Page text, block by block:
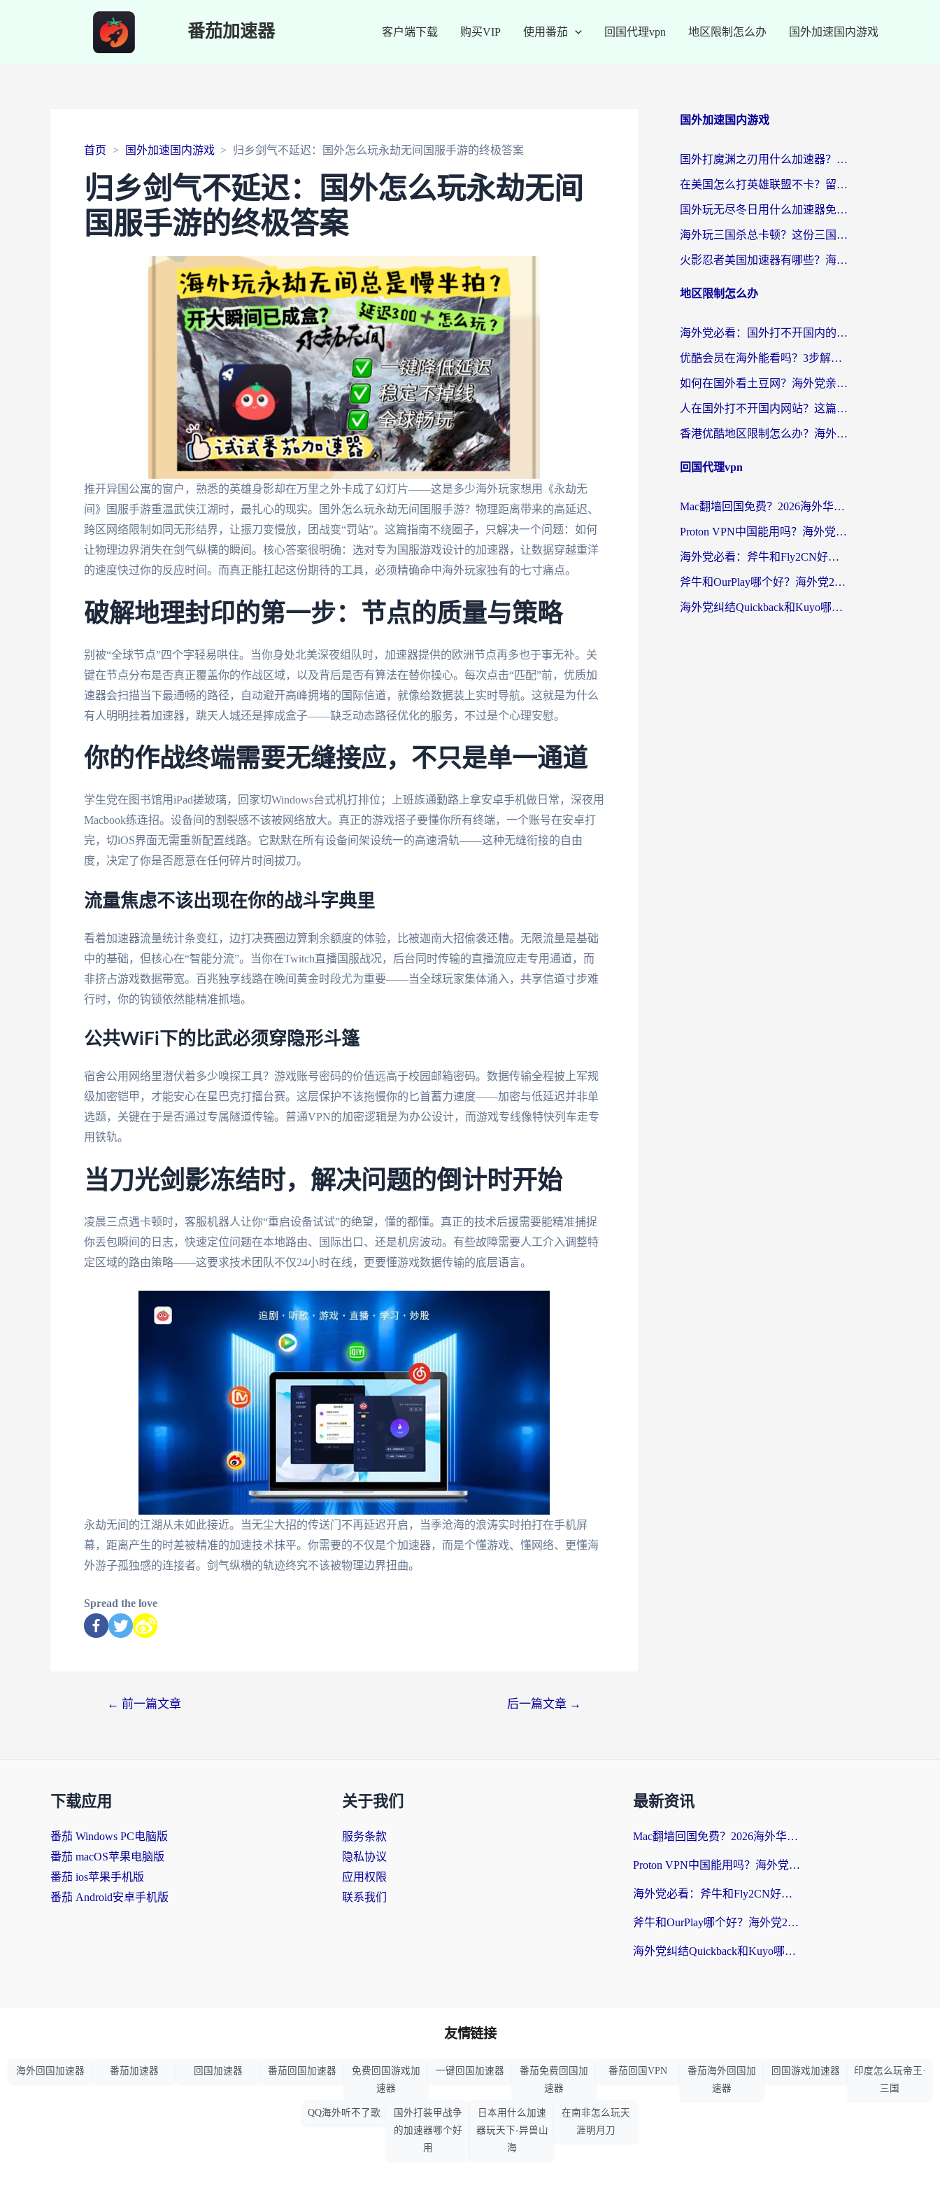
番茄加速器 客户端下载 购买VIP 使用番茄 回国代理vpn 地区限制怎么办 国外加速国内游戏
首页 国外加速国内游戏 归乡剑气不延迟：国外怎么玩永劫无间国服手游的终极答案
归乡剑气不延迟：国外怎么玩永劫无间
国服手游的终极答案
推开异国公寓的窗户，熟悉的英雄身影却在万里之外卡成了幻灯片——这是多少海外玩家想用《永劫无
间》国服手游重温武侠江湖时，最扎心的现实。国外怎么玩永劫无间国服手游？物理距离带来的高延迟、
跨区网络限制如同无形结界，让振刀变慢放，团战变“罚站”。这篇指南不绕圈子，只解决一个问题：如何
让物理边界消失在剑气纵横的瞬间。核心答案很明确：选对专为国服游戏设计的加速器，让数据穿越重洋
的速度快过你的反应时间。而真正能扛起这份期待的工具，必须精确命中海外玩家独有的七寸痛点。
破解地理封印的第一步：节点的质量与策略
别被“全球节点”四个字轻易哄住。当你身处北美深夜组队时，加速器提供的欧洲节点再多也于事无补。关
键在节点分布是否真正覆盖你的作战区域，以及背后是否有算法在替你操心。每次点击“匹配”前，优质加
速器会扫描当下最通畅的路径，自动避开高峰拥堵的国际信道，就像给数据装上实时导航。这就是为什么
有人明明挂着加速器，跳天人城还是摔成盒子——缺乏动态路径优化的服务，不过是个心理安慰。
你的作战终端需要无缝接应，不只是单一通道
学生党在图书馆用iPad搓玻璃，回家切Windows台式机打排位；上班族通勤路上拿安卓手机做日常，深夜用
Macbook练连招。设备间的割裂感不该被网络放大。真正的游戏搭子要懂你所有终端，一个账号在安卓打
完，切iOS界面无需重新配置线路。它默默在所有设备间架设统一的高速滑轨——这种无缝衔接的自由
度，决定了你是否愿意在任何碎片时间拔刀。
流量焦虑不该出现在你的战斗字典里
看着加速器流量统计条变红，边打决赛圈边算剩余额度的体验，比被迦南大招偷袭还糟。无限流量是基础
中的基础，但核心在“智能分流”。当你在Twitch直播国服战况，后台同时传输的直播流应走专用通道，而
非挤占游戏数据带宽。百兆独享线路在晚间黄金时段尤为重要——当全球玩家集体涌入，共享信道寸步难
行时，你的钩锁依然能精准抓墙。
公共WiFi下的比武必须穿隐形斗篷
宿舍公用网络里潜伏着多少嗅探工具？游戏账号密码的价值远高于校园邮箱密码。数据传输全程披上军规
级加密铠甲，才能安心在星巴克打擂台赛。这层保护不该拖慢你的匕首蓄力速度——加密与低延迟并非单
选题，关键在于是否通过专属隧道传输。普通VPN的加密逻辑是为办公设计，而游戏专线像特快列车走专
用铁轨。
当刀光剑影冻结时，解决问题的倒计时开始
凌晨三点遇卡顿时，客服机器人让你“重启设备试试”的绝望，懂的都懂。真正的技术后援需要能精准捕捉
你丢包瞬间的日志，快速定位问题在本地路由、国际出口、还是机房波动。有些故障需要人工介入调整特
定区域的路由策略——这要求技术团队不仅24小时在线，更要懂游戏数据传输的底层语言。
永劫无间的江湖从未如此接近。当无尘大招的传送门不再延迟开启，当季沧海的浪涛实时拍打在手机屏
幕，距离产生的时差被精准的加速技术抹平。你需要的不仅是个加速器，而是个懂游戏、懂网络、更懂海
外游子孤独感的连接者。剑气纵横的轨迹终究不该被物理边界扭曲。
Spread the love
← 前一篇文章 后一篇文章 →
国外加速国内游戏
国外打魔渊之刃用什么加速器？2026海外玩家国服游戏加速全攻略（附闪耀暖暖&复苏的魔女避坑指南）
在美国怎么打英雄联盟不卡？留学生亲测的国服游戏加速全攻略
国外玩无尽冬日用什么加速器免费？海外党国服游戏加速避坑指南
海外玩三国杀总卡顿？这份三国杀游戏加速器指南帮你告别延迟烦恼
火影忍者美国加速器有哪些？海外党亲测的国服游戏加速全攻略（含菲律宾玩三国之刃守望黎明技巧）
地区限制怎么办
海外党必看：国外打不开国内的app怎么办？3步解决你的乡愁
优酷会员在海外能看吗？3步解决海外追剧难题，附实测好用加速器推荐
如何在国外看土豆网？海外党亲测有效的追剧加速器选择指南
人在国外打不开国内网站？这篇攻略帮你无缝解锁国内资源（附交管12123使用技巧）
香港优酷地区限制怎么办？海外党亲测有效的追剧解决方案
回国代理vpn
Mac翻墙回国免费？2026海外华人亲测：从CCTV5直播到国内APP，这样选加速器才靠谱
Proton VPN中国能用吗？海外党选回国加速器的避坑指南（附番茄加速器实测）
海外党必看：斧牛和Fly2CN好用吗？3招教你选对回国加速器（附免费试用攻略）
斧牛和OurPlay哪个好？海外党2026亲测：选对加速器，国内资源秒加载
海外党纠结Quickback和Kuyo哪个好？选对回国加速器才能无缝刷国内资源
下载应用
番茄 Windows PC电脑版
番茄 macOS苹果电脑版
番茄 ios苹果手机版
番茄 Android安卓手机版
关于我们
服务条款
隐私协议
应用权限
联系我们
最新资讯
Mac翻墙回国免费？2026海外华人亲测：从CCTV5直播到国内APP，这样选加速器才靠谱
Proton VPN中国能用吗？海外党选回国加速器的避坑指南（附番茄加速器实测）
海外党必看：斧牛和Fly2CN好用吗？3招教你选对回国加速器（附免费试用攻略）
斧牛和OurPlay哪个好？海外党2026亲测：选对加速器，国内资源秒加载
海外党纠结Quickback和Kuyo哪个好？选对回国加速器才能无缝刷国内资源
友情链接
海外回国加速器 番茄加速器 回国加速器 番茄回国加速器
免费回国游戏加
速器
一键回国加速器
番茄免费回国加
速器
番茄回国VPN
番茄海外回国加
速器
回国游戏加速器
印度怎么玩帝王·
三国
QQ海外听不了歌
国外打装甲战争
的加速器哪个好
用
日本用什么加速
器玩天下-异兽山
海
在南非怎么玩天
涯明月刀